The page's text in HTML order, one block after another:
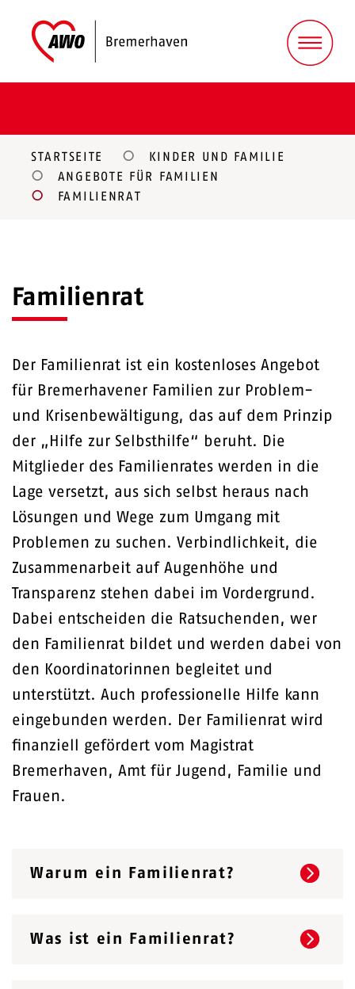
STARTSEITE
KINDER UND FAMILIE
ANGEBOTE FÜR FAMILIEN
FAMILIENRAT
Familienrat
Der Familienrat ist ein kostenloses Angebot
für Bremerhavener Familien zur Problem-
und Krisenbewältigung, das auf dem Prinzip
der „Hilfe zur Selbsthilfe“ beruht. Die
Mitglieder des Familienrates werden in die
Lage versetzt, aus sich selbst heraus nach
Lösungen und Wege zum Umgang mit
Problemen zu suchen. Verbindlichkeit, die
Zusammenarbeit auf Augenhöhe und
Transparenz stehen dabei im Vordergrund.
Dabei entscheiden die Ratsuchenden, wer
den Familienrat bildet und werden dabei von
den Koordinatorinnen begleitet und
unterstützt. Auch professionelle Hilfe kann
eingebunden werden. Der Familienrat wird
finanziell gefördert vom Magistrat
Bremerhaven, Amt für Jugend, Familie und
Frauen.
Warum ein Familienrat?
Was ist ein Familienrat?